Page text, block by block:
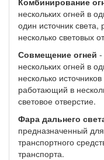
нескольких огней в
один источник
несколько световых
Совмещение огней -
нескольких огней в
несколько
работающий в
световое отверстие.
Фара дальнего
предназначенный
транспортного
транспорта.